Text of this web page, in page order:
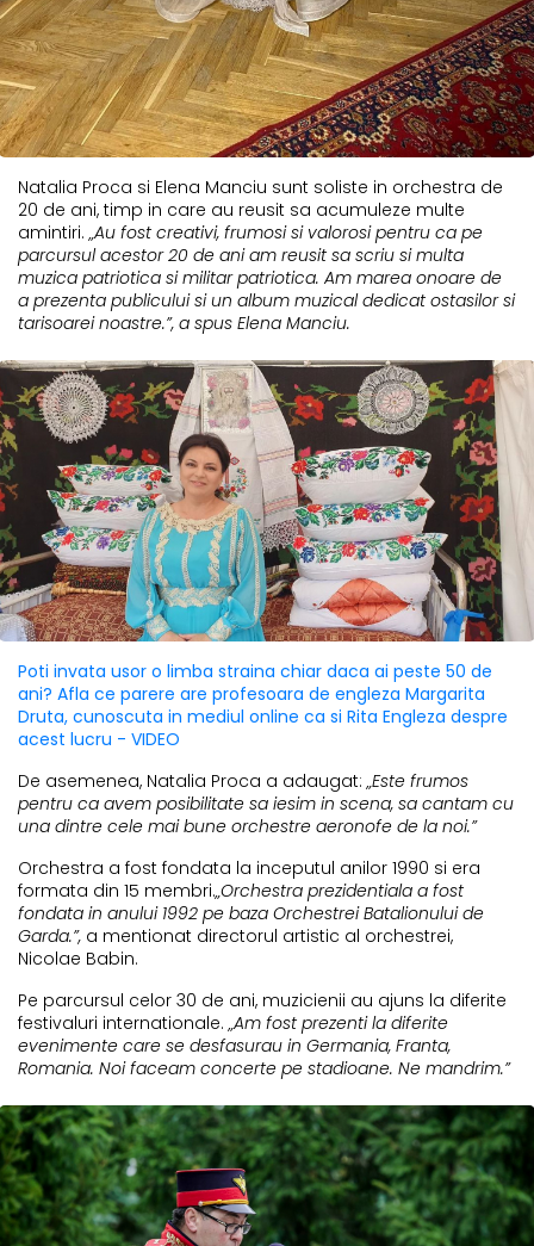
Natalia Proca si Elena Manciu sunt soliste in orchestra de
20 de ani, timp in care au reusit sa acumuleze multe
amintiri. „Au fost creativi, frumosi si valorosi pentru ca pe
parcursul acestor 20 de ani am reusit sa scriu si multa
muzica patriotica si militar patriotica. Am marea onoare de
a prezenta publicului si un album muzical dedicat ostasilor si
tarisoarei noastre.”, a spus Elena Manciu.
Poti invata usor o limba straina chiar daca ai peste 50 de
ani? Afla ce parere are profesoara de engleza Margarita
Druta, cunoscuta in mediul online ca si Rita Engleza despre
acest lucru - VIDEO
De asemenea, Natalia Proca a adaugat: „Este frumos
pentru ca avem posibilitate sa iesim in scena, sa cantam cu
una dintre cele mai bune orchestre aeronofe de la noi.”
Orchestra a fost fondata la inceputul anilor 1990 si era
formata din 15 membri.„Orchestra prezidentiala a fost
fondata in anului 1992 pe baza Orchestrei Batalionului de
Garda.”, a mentionat directorul artistic al orchestrei,
Nicolae Babin.
Pe parcursul celor 30 de ani, muzicienii au ajuns la diferite
festivaluri internationale. „Am fost prezenti la diferite
evenimente care se desfasurau in Germania, Franta,
Romania. Noi faceam concerte pe stadioane. Ne mandrim.”